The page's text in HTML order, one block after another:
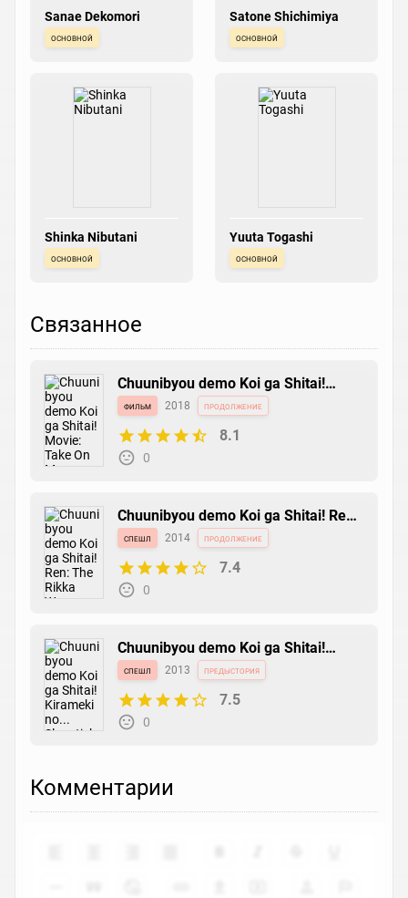
Sanae Dekomori
основной
Satone Shichimiya
основной
Shinka Nibutani
основной
Yuuta Togashi
основной
Связанное
Chuunibyou demo Koi ga Shitai!
Movie: Take On Me
фильм 2018 продолжение
8.1
0
Chuunibyou demo Koi ga Shitai! Ren:
The Rikka Wars
спешл 2014 продолжение
7.4
0
Chuunibyou demo Koi ga Shitai!
Kirameki no... Slapstick Noel
спешл 2013 предыстория
7.5
0
Комментарии